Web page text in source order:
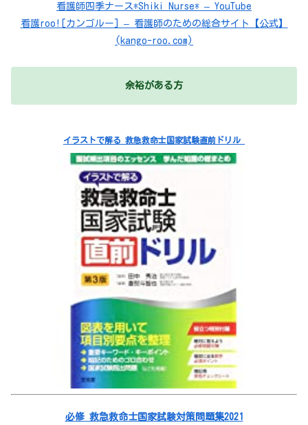
看護師四季ナース*Shiki Nurse* – YouTube
看護roo![カンゴルー] – 看護師のための総合サイト【公式】
(kango-roo.com)
余裕がある方
イラストで解る 救急救命士国家試験直前ドリル
必修 救急救命士国家試験対策問題集2021